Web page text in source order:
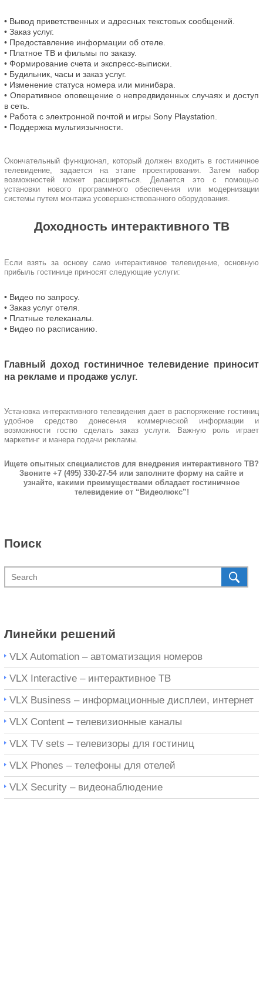
• Вывод приветственных и адресных текстовых сообщений.
• Заказ услуг.
• Предоставление информации об отеле.
• Платное ТВ и фильмы по заказу.
• Формирование счета и экспресс-выписки.
• Будильник, часы и заказ услуг.
• Изменение статуса номера или минибара.
• Оперативное оповещение о непредвиденных случаях и доступ
в сеть.
• Работа с электронной почтой и игры Sony Playstation.
• Поддержка мультиязычности.
Окончательный функционал, который должен входить в гостиничное
телевидение, задается на этапе проектирования. Затем набор
возможностей может расширяться. Делается это с помощью
установки нового программного обеспечения или модернизации
системы путем монтажа усовершенствованного оборудования.
Доходность интерактивного ТВ
Если взять за основу само интерактивное телевидение, основную
прибыль гостинице приносят следующие услуги:
• Видео по запросу.
• Заказ услуг отеля.
• Платные телеканалы.
• Видео по расписанию.
Главный доход гостиничное телевидение приносит
на рекламе и продаже услуг.
Установка интерактивного телевидения дает в распоряжение гостиниц
удобное средство донесения коммерческой информации и
возможности гостю сделать заказ услуги. Важную роль играет
маркетинг и манера подачи рекламы.
Ищете опытных специалистов для внедрения интерактивного ТВ?
Звоните +7 (495) 330-27-54 или заполните форму на сайте и
узнайте, какими преимуществами обладает гостиничное
телевидение от “Видеолюкс”!
Поиск
Линейки решений
VLX Automation – автоматизация номеров
VLX Interactive – интерактивное ТВ
VLX Business – информационные дисплеи, интернет
VLX Content – телевизионные каналы
VLX TV sets – телевизоры для гостиниц
VLX Phones – телефоны для отелей
VLX Security – видеонаблюдение